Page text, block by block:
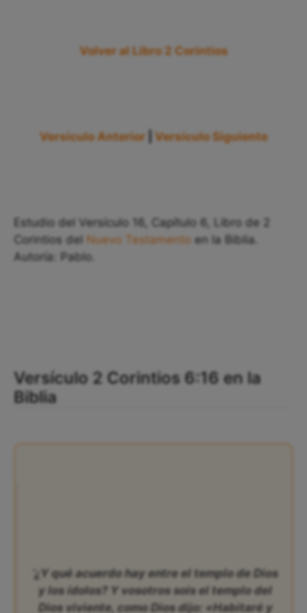
Volver al Libro 2 Corintios
Versículo Anterior Versículo Siguiente
Estudio del Versículo 16, Capítulo 6, Libro de 2
Corintios del Nuevo Testamento en la Biblia.
Autoría: Pablo.
Versículo 2 Corintios 6:16 en la
Biblia
‘¿Y qué acuerdo hay entre el templo de Dios
y los ídolos? Y vosotros sois el templo del
Dios viviente, como Dios dijo: «Habitaré y